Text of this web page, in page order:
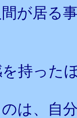
が居る
持った
は、自